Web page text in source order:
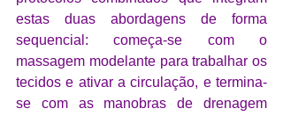
estas duas abordagens de forma
sequencial: começa-se com o
massagem modelante para trabalhar os
tecidos e ativar a circulação, e termina-
se com as manobras de drenagem